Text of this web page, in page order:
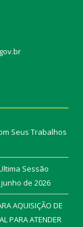
Seus Trabalhos
Sessão
de 2026
AQUISIÇÃO DE
PARA ATENDER